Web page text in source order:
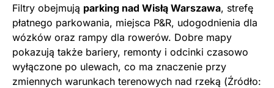
Filtry obejmują parking nad Wisłą Warszawa, strefę
płatnego parkowania, miejsca P&R, udogodnienia dla
wózków oraz rampy dla rowerów. Dobre mapy
pokazują także bariery, remonty i odcinki czasowo
wyłączone po ulewach, co ma znaczenie przy
zmiennych warunkach terenowych nad rzeką (Źródło: